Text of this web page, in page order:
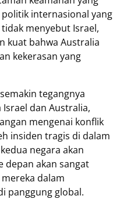
internasional yang
menyebut Israel,
kuat bahwa Australia
kekerasan yang
tegangnya
dan Australia,
mengenai konflik
insiden tragis di dalam
negara akan
depan akan sangat
dalam
panggung global.